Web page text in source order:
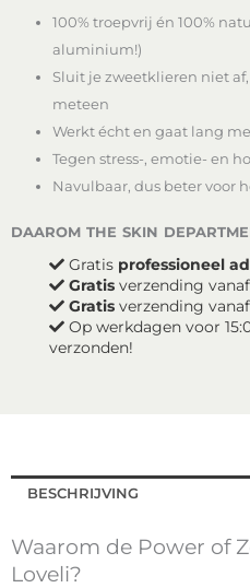
100% troepvrij én 100%
aluminium!)
Sluit je zweetklieren niet
meteen
Werkt écht en gaat lang
Tegen stress-, emotie- en
Navulbaar, dus beter voor
daarom the skin
Gratis professioneel
Gratis verzending
Gratis verzending
Op werkdagen voor
verzonden!
BESCHRIJVING
Waarom de Power of
Loveli?